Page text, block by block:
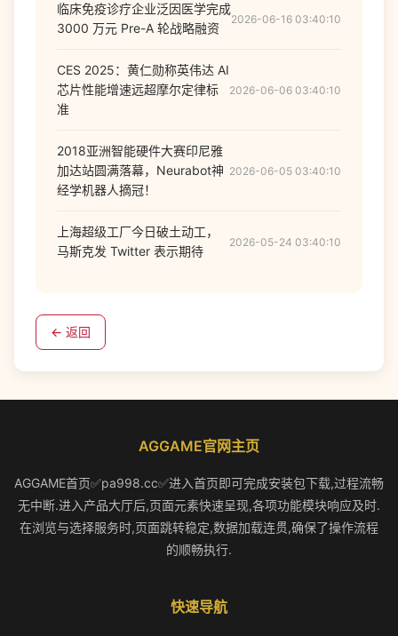
临床免疫诊疗企业泛因医学完成
3000 万元 Pre-A 轮战略融资
2026-06-16 03:40:10
CES 2025：黄仁勋称英伟达 AI
芯片性能增速远超摩尔定律标
准
2026-06-06 03:40:10
2018亚洲智能硬件大赛印尼雅
加达站圆满落幕，Neurabot神
经学机器人摘冠！
2026-06-05 03:40:10
上海超级工厂今日破土动工，
马斯克发 Twitter 表示期待
2026-05-24 03:40:10
← 返回
AGGAME官网主页
AGGAME首页✅pa998.cc✅进入首页即可完成安装包下载,过程流畅
无中断.进入产品大厅后,页面元素快速呈现,各项功能模块响应及时.
在浏览与选择服务时,页面跳转稳定,数据加载连贯,确保了操作流程
的顺畅执行.
快速导航